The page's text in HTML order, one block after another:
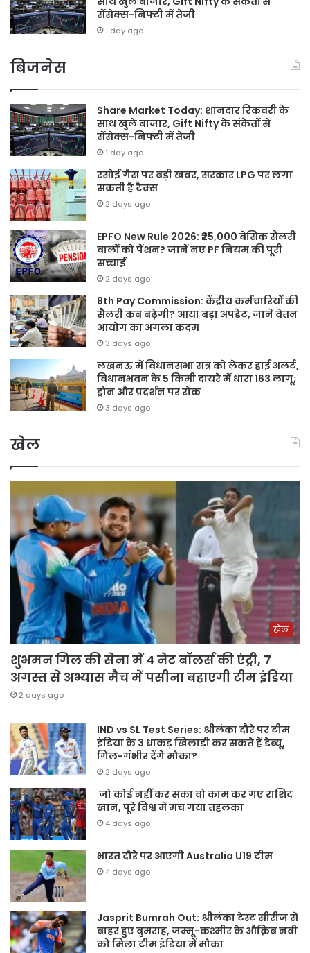
सेंसेक्स-निफ्टी में तेजी
1 day ago
बिजनेस
Share Market Today: शानदार रिकवरी के
साथ खुले बाजार, Gift Nifty के संकेतों से
सेंसेक्स-निफ्टी में तेजी
1 day ago
रसोई गैस पर बड़ी खबर, सरकार LPG पर लगा
सकती है टैक्स
2 days ago
EPFO New Rule 2026: ₹25,000 बेसिक सैलरी
वालों को पेंशन? जानें नए PF नियम की पूरी
सच्चाई
2 days ago
8th Pay Commission: केंद्रीय कर्मचारियों की
सैलरी कब बढ़ेगी? आया बड़ा अपडेट, जानें वेतन
आयोग का अगला कदम
3 days ago
लखनऊ में विधानसभा सत्र को लेकर हाई अलर्ट,
विधानभवन के 5 किमी दायरे में धारा 163 लागू;
ड्रोन और प्रदर्शन पर रोक
3 days ago
खेल
खेल
शुभमन गिल की सेना में 4 नेट बॉलर्स की एंट्री, 7
अगस्त से अभ्यास मैच में पसीना बहाएगी टीम इंडिया
2 days ago
IND vs SL Test Series: श्रीलंका दौरे पर टीम
इंडिया के 3 धाकड़ खिलाड़ी कर सकते हैं डेब्यू,
गिल-गंभीर देंगे मौका?
2 days ago
जो कोई नहीं कर सका वो काम कर गए राशिद
खान, पूरे विश्व में मच गया तहलका
4 days ago
भारत दौरे पर आएगी Australia U19 टीम
4 days ago
Jasprit Bumrah Out: श्रीलंका टेस्ट सीरीज से
बाहर हुए बुमराह, जम्मू-कश्मीर के औक़िब नबी
को मिला टीम इंडिया में मौका